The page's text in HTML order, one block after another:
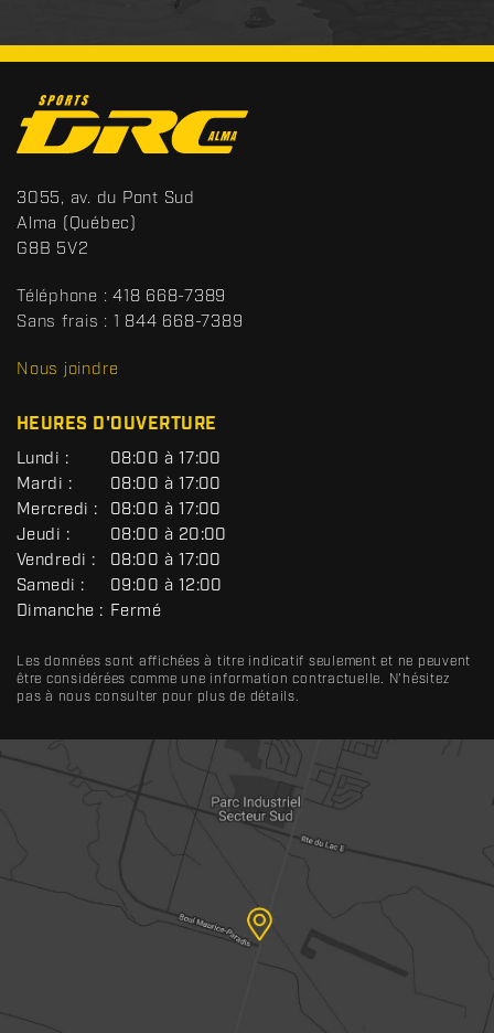
o
n
t
a
c
t
S
p
o
t
s
R
3055, av. du Pont Sud
Alma (Québec)
G8B 5V2
Téléphone : 418 668-7389
Sans frais : 1 844 668-7389
Nous joindre
HEURES D'OUVERTURE
G
É
N
É
R
A
L
Lundi :
08:00 à 17:00
Mardi :
08:00 à 17:00
Mercredi :
08:00 à 17:00
Jeudi :
08:00 à 20:00
Vendredi :
08:00 à 17:00
Samedi :
09:00 à 12:00
Dimanche : Fermé
Les données sont affichées à titre indicatif seulement et ne peuvent
être considérées comme une information contractuelle. N'hésitez
pas à nous consulter pour plus de détails.